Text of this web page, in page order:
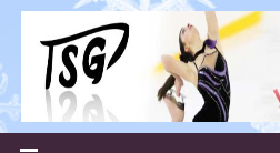
Passer
contenu